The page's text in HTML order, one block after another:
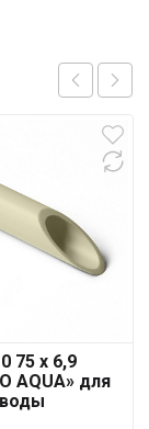
75 x 6,9
AQUA» для